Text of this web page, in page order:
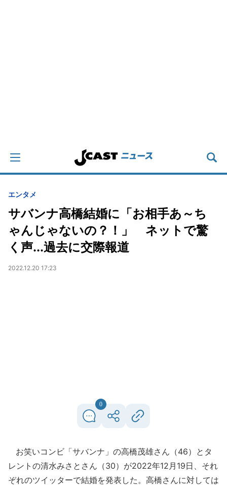
エンタメ
サバンナ高橋結婚に「お相手あ～ち
ゃんじゃないの？！」 ネットで驚
く声...過去に交際報道
2022.12.20 17:23
0
お笑いコンビ「サバンナ」の高橋茂雄さん（46）とタ
レントの清水みさとさん（30）が2022年12月19日、それ
ぞれのツイッターで結婚を発表した。高橋さんに対しては